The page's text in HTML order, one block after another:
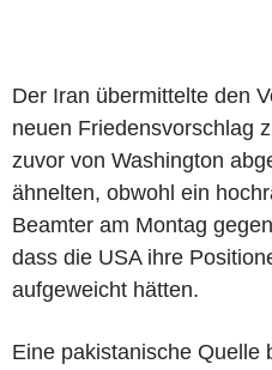
Der Iran übermittelte den
neuen Friedensvorschlag
zuvor von Washington
ähnelten, obwohl ein
Beamter am Montag
dass die USA ihre
aufgeweicht hätten.
Eine pakistanische Quelle